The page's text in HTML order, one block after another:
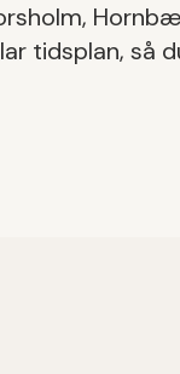
tidsplan, så